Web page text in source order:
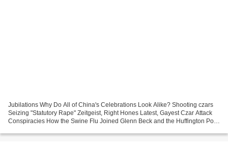
Jubilations Why Do All of China's Celebrations Look Alike? Shooting czars
Seizing "Statutory Rape" Zeitgeist, Right Hones Latest, Gayest Czar Attack
Conspiracies How the Swine Flu Joined Glenn Beck and the Huffington Post